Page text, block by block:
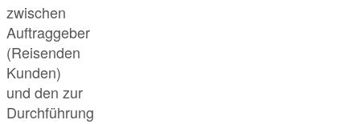
zwischen
Auftraggeber
(Reisenden
Kunden)
und den zur
Durchführung